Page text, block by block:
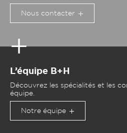
Nous contacter
L’équipe B+H
Découvrez les spécialités et les
équipe.
Notre équipe